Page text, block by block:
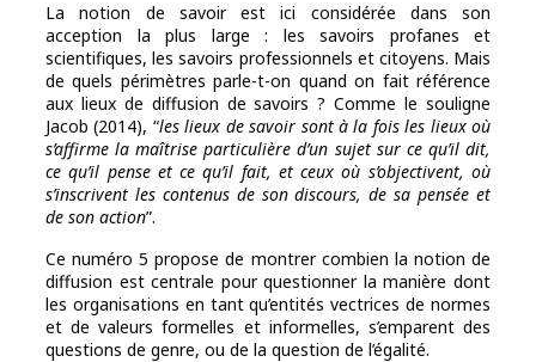
La notion de savoir est ici considérée dans son
acception la plus large : les savoirs profanes et
scientifiques, les savoirs professionnels et citoyens. Mais
de quels périmètres parle-t-on quand on fait référence
aux lieux de diffusion de savoirs ? Comme le souligne
Jacob (2014), “les lieux de savoir sont à la fois les lieux où
s’affirme la maîtrise particulière d’un sujet sur ce qu’il dit,
ce qu’il pense et ce qu’il fait, et ceux où s’objectivent, où
s’inscrivent les contenus de son discours, de sa pensée et
de son action”.
Ce numéro 5 propose de montrer combien la notion de
diffusion est centrale pour questionner la manière dont
les organisations en tant qu’entités vectrices de normes
et de valeurs formelles et informelles, s’emparent des
questions de genre, ou de la question de l’égalité.